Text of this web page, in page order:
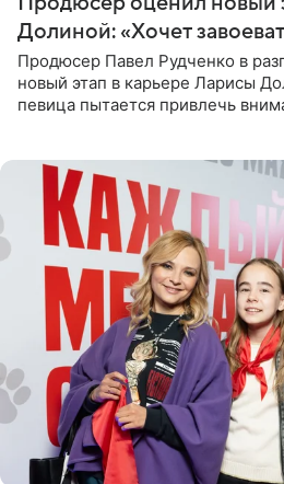
Долиной: «Хочет
Продюсер Павел Рудченко в
новый этап в карьере Ларисы
певица пытается привлечь